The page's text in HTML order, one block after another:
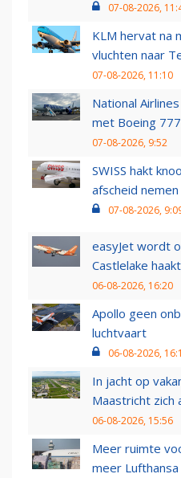
07-08-2026,
KLM hervat na
vluchten naar
07-08-2026, 11:10
National
met Boeing
07-08-2026, 9:52
SWISS hakt
afscheid
07-08-2026,
easyJet wordt
Castlelake
06-08-2026, 16:20
Apollo geen
luchtvaart
06-08-2026,
In jacht op
Maastricht zich
06-08-2026, 15:56
Meer ruimte
meer